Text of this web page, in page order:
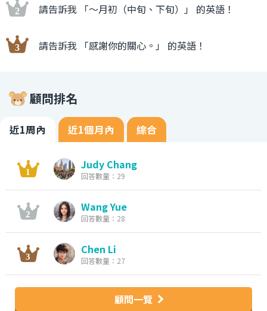
請告訴我 「〜月初（中旬、下旬）」 的英語！
請告訴我 「感謝你的關心。」 的英語！
顧問排名
近1周內 近1個月內 綜合
Judy Chang
回答數量：29
Wang Yue
回答數量：28
Chen Li
回答數量：27
顧問一覽